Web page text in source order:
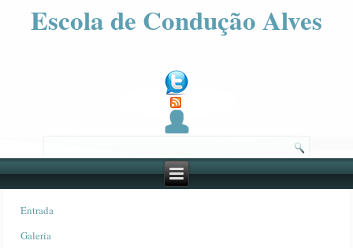
Escola de Condução Alves
Entrada
Galeria